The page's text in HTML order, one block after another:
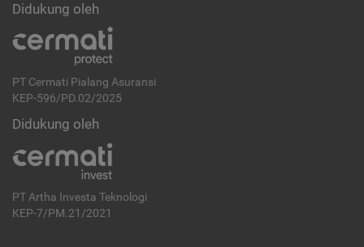
Didukung oleh
PT Cermati Pialang Asuransi
KEP-596/PD.02/2025
Didukung oleh
PT Artha Investa Teknologi
KEP-7/PM.21/2021